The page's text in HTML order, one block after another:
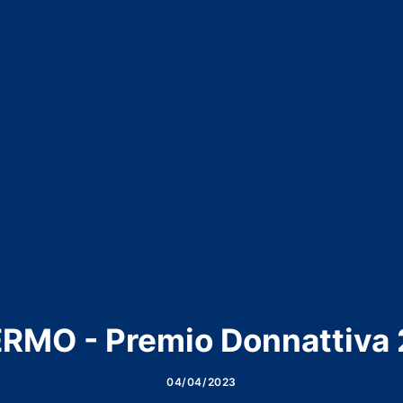
- Pre­mio
04/04/2023